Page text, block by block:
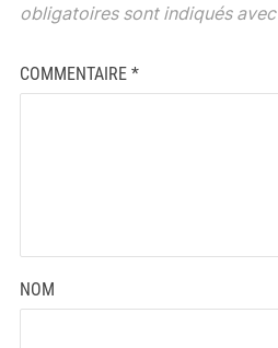
obligatoires sont indiqués avec
COMMENTAIRE *
NOM